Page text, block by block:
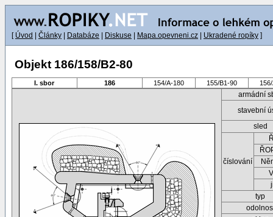
[ Úvod Články Databáze Diskuse Mapa.opevneni.cz Ukradené ropíky ]
Objekt 186/158/B2-80
I. sbor 186 154/A-180 155/B1-90
armádní
stavební
sled
číslování
typ